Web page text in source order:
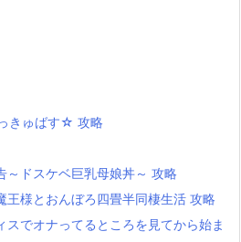
きゅばす☆ 攻略
～ドスケベ巨乳母娘丼～ 攻略
王様とおんぼろ四畳半同棲生活 攻略
でオナってるところを見てから始ま